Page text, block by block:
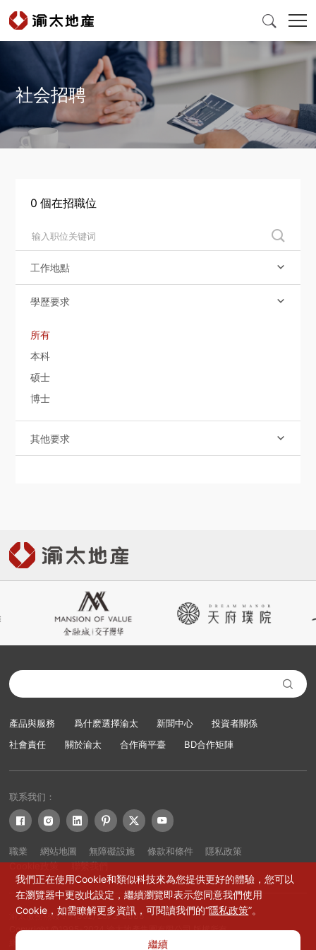

首頁
產品與服務
爲什麽選擇渝太
新聞中心
投資者關係
社會責任
關於渝太
合作商平臺


社会招聘
0 個在招職位

工作地點 
學歷要求 
所有
本科
硕士
博士
其他要求 

產品與服務 爲什麽選擇渝太 新聞中心
投資者關係
社會責任
關於渝太 合作商平臺 BD合作矩陣
联系我们：
     
職業 網站地圖 無障礙設施 條款和條件
隱私政策
Cookie政策
聯繫我們
渝太服務熱綫：+(852) 2573-8888
Copyright ©1995-2024 渝太地產集團有限公司 版權所有
我們正在使用Cookie和類似科技來為您提供更好的體驗，您可以
在瀏覽器中更改此設定，繼續瀏覽即表示您同意我們使用
Cookie，如需瞭解更多資訊，可閱讀我們的“隱私政策”。
繼續